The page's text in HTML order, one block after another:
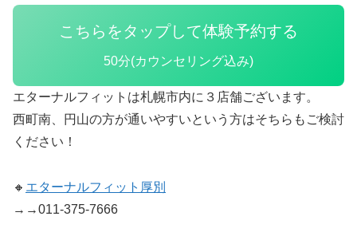
こちらをタップして体験予約する
50分(カウンセリング込み)
エターナルフィットは札幌市内に３店舗ございます。
西町南、円山の方が通いやすいという方はそちらもご検討
ください！
🔸 エターナルフィット厚別
→→011-375-7666